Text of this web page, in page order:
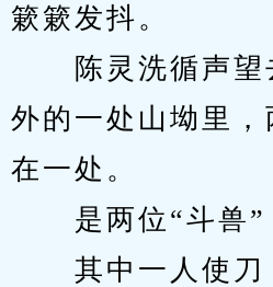
簌簌发抖。
陈灵洗循声望
外的一处山坳里，
在一处。
是两位“斗兽”
其中一人使刀